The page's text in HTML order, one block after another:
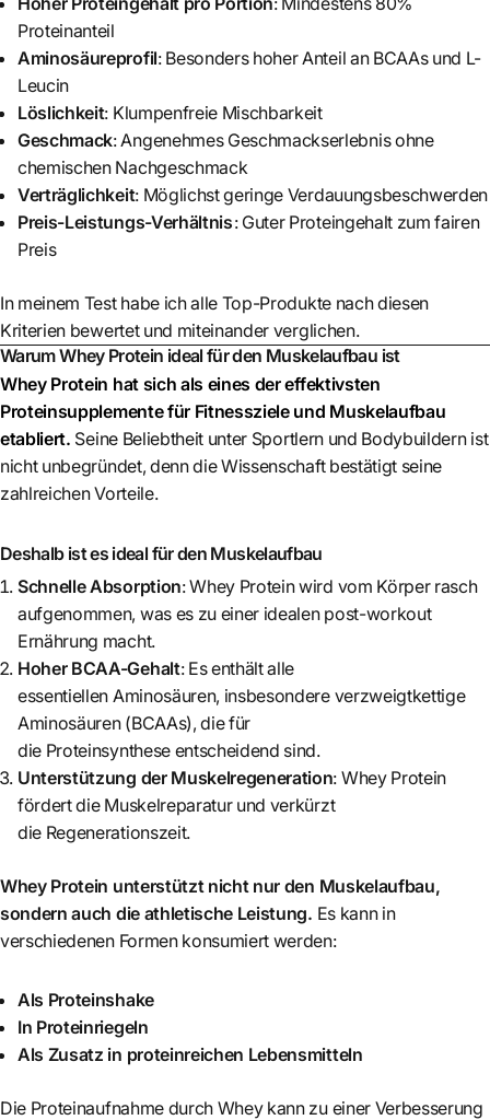
Proteinanteil
Aminosäureprofil: Besonders hoher Anteil an BCAAs und L-
Leucin
Löslichkeit: Klumpenfreie Mischbarkeit
Geschmack: Angenehmes Geschmackserlebnis ohne
chemischen Nachgeschmack
Verträglichkeit: Möglichst geringe Verdauungsbeschwerden
Preis-Leistungs-Verhältnis: Guter Proteingehalt zum fairen
Preis
In meinem Test habe ich alle Top-Produkte nach diesen
Kriterien bewertet und miteinander verglichen.
Warum Whey Protein ideal für den Muskelaufbau ist
Whey Protein hat sich als eines der effektivsten
Proteinsupplemente für Fitnessziele und Muskelaufbau
etabliert. Seine Beliebtheit unter Sportlern und Bodybuildern ist
nicht unbegründet, denn die Wissenschaft bestätigt seine
zahlreichen Vorteile.
Deshalb ist es ideal für den Muskelaufbau
Schnelle Absorption: Whey Protein wird vom Körper rasch
aufgenommen, was es zu einer idealen post-workout
Ernährung macht.
Hoher BCAA-Gehalt: Es enthält alle
essentiellen Aminosäuren, insbesondere verzweigtkettige
Aminosäuren (BCAAs), die für
die Proteinsynthese entscheidend sind.
Unterstützung der Muskelregeneration: Whey Protein
fördert die Muskelreparatur und verkürzt
die Regenerationszeit.
Whey Protein unterstützt nicht nur den Muskelaufbau,
sondern auch die athletische Leistung. Es kann in
verschiedenen Formen konsumiert werden:
Als Proteinshake
In Proteinriegeln
Als Zusatz in proteinreichen Lebensmitteln
Die Proteinaufnahme durch Whey kann zu einer Verbesserung